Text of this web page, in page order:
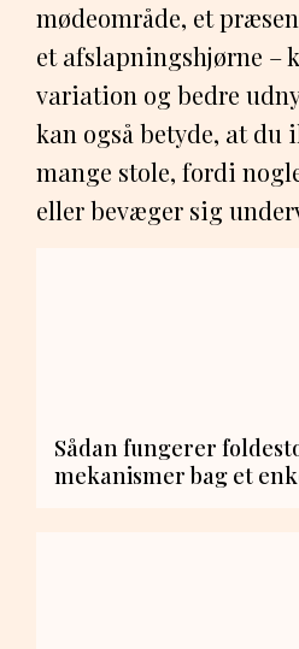
mødeområde, et
et afslapningshjørne –
variation og bedre
kan også betyde, at du
mange stole, fordi
eller bevæger sig
Sådan fungerer
mekanismer bag et